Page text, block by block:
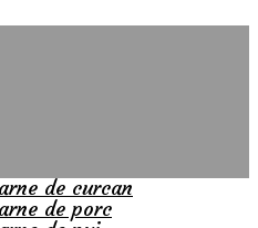
de curcan
de porc